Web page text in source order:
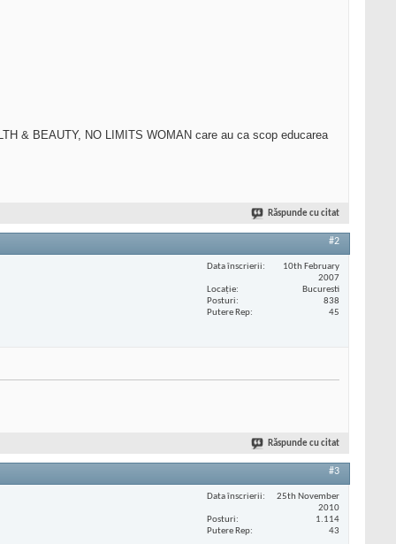
& BEAUTY, NO LIMITS WOMAN care au ca scop educarea
Răspunde cu citat
#2
Data înscrierii
10th February
2007
Locaţie
Bucuresti
Posturi
838
Putere Rep
45
Răspunde cu citat
#3
Data înscrierii
25th November
2010
Posturi
1.114
Putere Rep
43